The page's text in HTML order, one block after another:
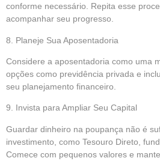
conforme necessário. Repita esse
acompanhar seu progresso.
8. Planeje Sua Aposentadoria
Considere a aposentadoria como uma
opções como previdência privada e
seu planejamento financeiro.
9. Invista para Ampliar Seu Capital
Guardar dinheiro na poupança não é
investimento, como Tesouro Direto,
Comece com pequenos valores e